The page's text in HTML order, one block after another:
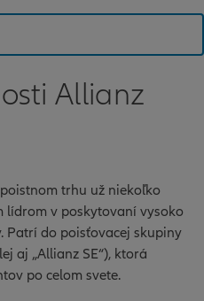
Allianz
trhu už niekoľko
lídrom v poskytovaní vysoko
Patrí do poisťovacej skupiny
aj „Allianz SE“), ktorá
po celom svete.